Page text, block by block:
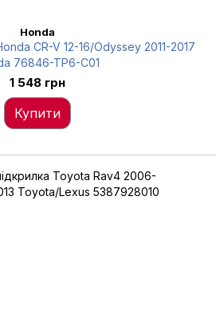
Honda
CR-V 12-16/Odyssey 2011-2017
76846-TP6-C01
1 548 грн
Купити